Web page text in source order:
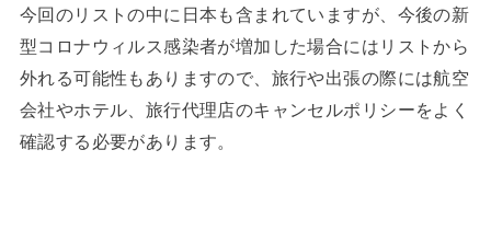
今回のリストの中に日本も含まれていますが、今後の新
型コロナウィルス感染者が増加した場合にはリストから
外れる可能性もありますので、旅行や出張の際には航空
会社やホテル、旅行代理店のキャンセルポリシーをよく
確認する必要があります。